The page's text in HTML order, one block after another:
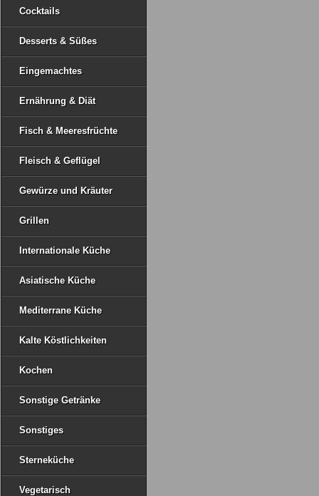
Cocktails
Desserts & Süßes
Eingemachtes
Ernährung & Diät
Fisch & Meeresfrüchte
Fleisch & Geflügel
Gewürze und Kräuter
Grillen
Internationale Küche
Asiatische Küche
Mediterrane Küche
Kalte Köstlichkeiten
Kochen
Sonstige Getränke
Sonstiges
Sterneküche
Vegetarisch